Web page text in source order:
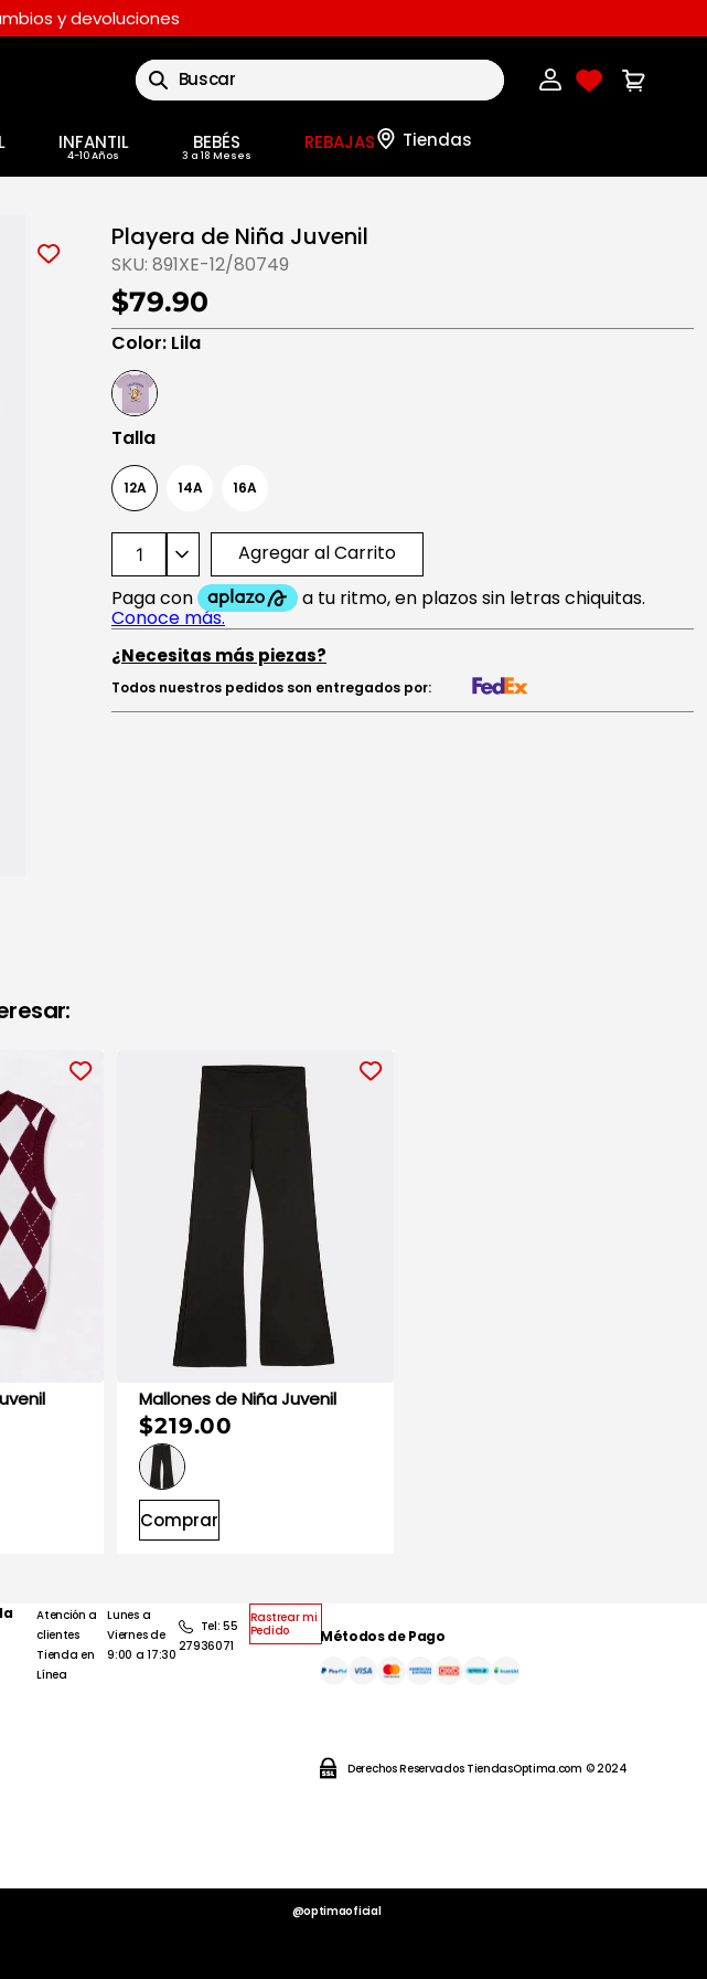
y devoluciones
Buscar
INFANTIL BEBÉS REBAJAS
Playera de Niña Juvenil
SKU: 891XE-12/80749
$79.90
Color: Lila
Talla
12A 14A 16A
Agregar al Carrito
¿Necesitas más piezas?
Todos nuestros pedidos son entregados por:
Juvenil Mallones de Niña Juvenil
$219.00
Comprar
Atención a
clientes
Tienda en
Línea
Lunes a
Viernes de
9:00 a 17:30
Tel: 55
27936071
Rastrear mi
Pedido
Métodos de Pago
Derechos Reservados TiendasOptima.com © 2024
@optimaoficial